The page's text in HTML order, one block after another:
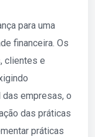
para uma
financeira. Os
clientes e
empresas, o
das práticas
práticas